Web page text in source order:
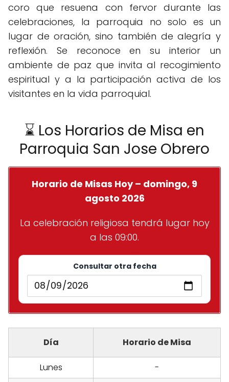
coro que resuena con fervor durante las
celebraciones, la parroquia no solo es un
lugar de oración, sino también de alegría y
reflexión. Se reconoce en su interior un
ambiente de paz que invita al recogimiento
espiritual y a la participación activa de los
visitantes en la vida parroquial.
⌛ Los Horarios de Misa en
Parroquia San Jose Obrero
Horario de Misas Hoy – domingo, 9
agosto 2026
La celebración religiosa tendrá lugar hoy
a las 09:00.
Consultar otra fecha
Día Horario de Misa
Lunes
-